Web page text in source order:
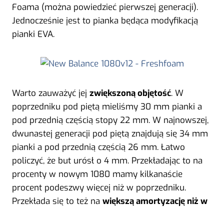
Foama (można powiedzieć pierwszej generacji).
Jednocześnie jest to pianka będąca modyfikacją
pianki EVA.
Warto zauważyć jej zwiększoną objętość. W
poprzedniku pod piętą mieliśmy 30 mm pianki a
pod przednią częścią stopy 22 mm. W najnowszej,
dwunastej generacji pod piętą znajdują się 34 mm
pianki a pod przednią częścią 26 mm. Łatwo
policzyć, że but urósł o 4 mm. Przekładając to na
procenty w nowym 1080 mamy kilkanaście
procent podeszwy więcej niż w poprzedniku.
Przekłada się to też na większą amortyzację niż w